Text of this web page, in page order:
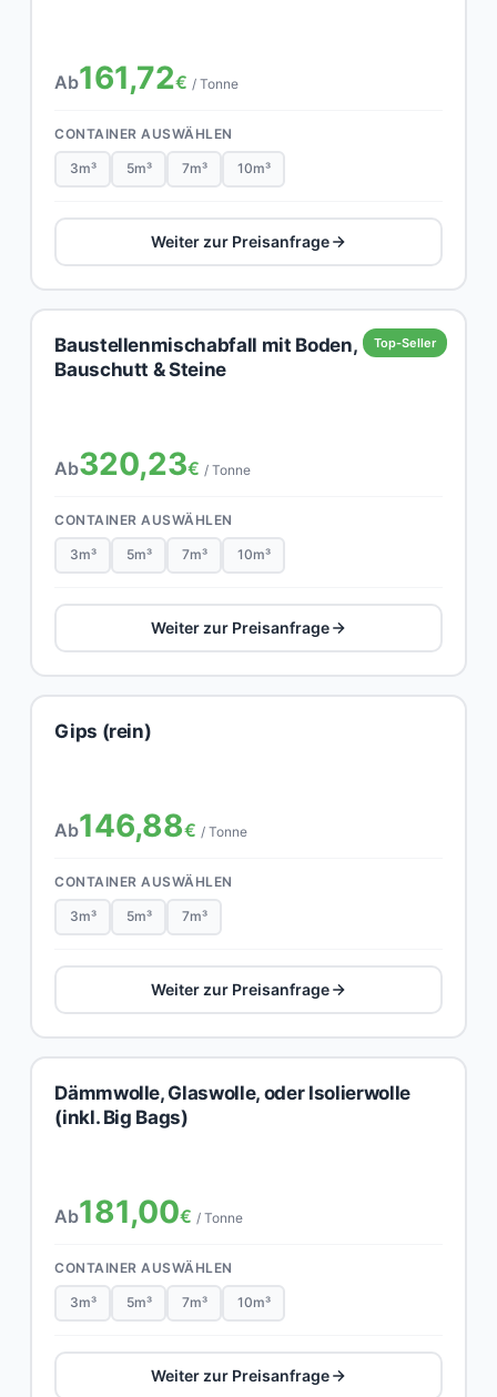
Ab161,72€ / Tonne
CONTAINER AUSWÄHLEN
3m³ 5m³ 7m³ 10m³
Weiter zur Preisanfrage
Top-Seller
Baustellenmischabfall mit Boden,
Bauschutt & Steine
Ab320,23€ / Tonne
CONTAINER AUSWÄHLEN
3m³ 5m³ 7m³ 10m³
Weiter zur Preisanfrage
Gips (rein)
Ab146,88€ / Tonne
CONTAINER AUSWÄHLEN
3m³ 5m³ 7m³
Weiter zur Preisanfrage
Dämmwolle, Glaswolle, oder Isolierwolle
(inkl. Big Bags)
Ab181,00€ / Tonne
CONTAINER AUSWÄHLEN
3m³ 5m³ 7m³ 10m³
Weiter zur Preisanfrage